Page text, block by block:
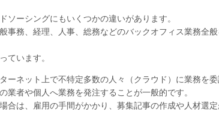
ソーシングにもいくつかの違いがあります。
事務、経理、人事、総務などのバックオフィス業務全
ています。
ーネット上で不特定多数の人々（クラウド）に業務を委
業者や個人へ業務を発注することが一般的です。
合は、雇用の手間がかかり、募集記事の作成や人材選定